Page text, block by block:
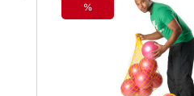
Rabatt
%